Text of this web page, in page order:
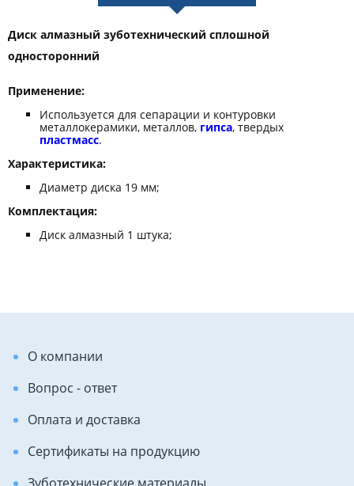
Диск алмазный зуботехнический сплошной
односторонний
Применение:
Используется для сепарации и контуровки
металлокерамики, металлов, гипса, твердых
пластмасс.
Характеристика:
Диаметр диска 19 мм;
Комплектация:
Диск алмазный 1 штука;
О компании
Вопрос - ответ
Оплата и доставка
Сертификаты на продукцию